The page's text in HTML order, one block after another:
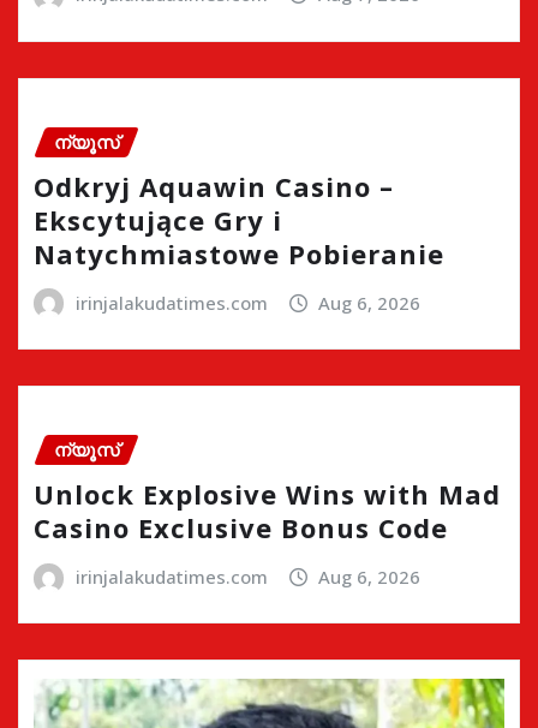
ന്യൂസ്
Odkryj Aquawin Casino –
Ekscytujące Gry i
Natychmiastowe Pobieranie
irinjalakudatimes.com Aug 6, 2026
ന്യൂസ്
Unlock Explosive Wins with Mad
Casino Exclusive Bonus Code
irinjalakudatimes.com Aug 6, 2026